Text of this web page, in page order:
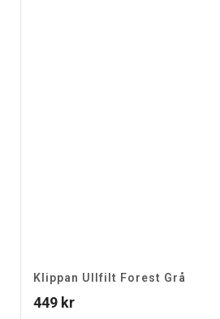
Klippan Ullfilt Forest Grå
449 kr